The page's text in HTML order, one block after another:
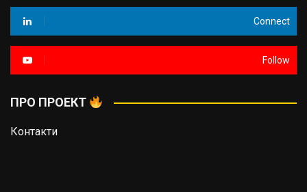
Connect
Follow
ПРО ПРОЕКТ
Контакти